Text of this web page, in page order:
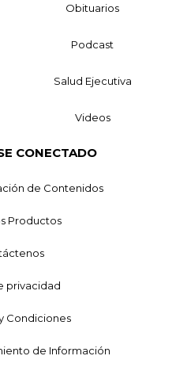
Obituarios
Podcast
Salud Ejecutiva
Videos
CONECTADO
de Contenidos
Productos
privacidad
Condiciones
de Información